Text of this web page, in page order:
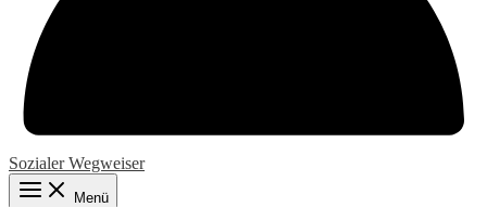
Sozialer Wegweiser
Menü